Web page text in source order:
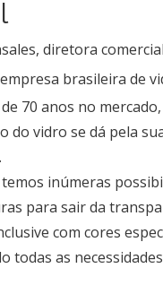
diretora
brasileira de
70 anos no
do vidro se dá pela
temos inúmeras
para sair da
com cores
todas as